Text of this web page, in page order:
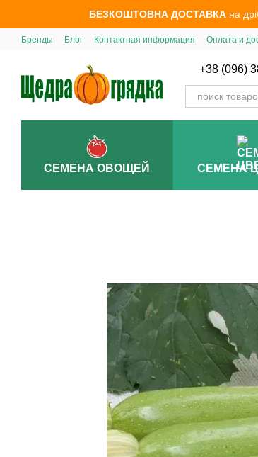
Перейти к основному контентуБЕЗКОШТОВНА ДОСТАВКА на
Бренды Блог Контактная информация Оплата и
+38 (096)
СЕМЕНА ОВОЩЕЙ СЕМЕНА